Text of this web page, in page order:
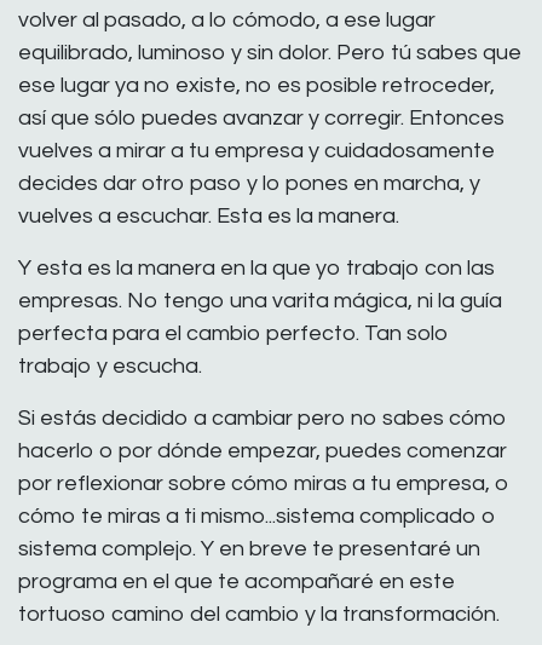
volver al pasado, a lo cómodo, a ese lugar
equilibrado, luminoso y sin dolor. Pero tú sabes que
ese lugar ya no existe, no es posible retroceder,
así que sólo puedes avanzar y corregir. Entonces
vuelves a mirar a tu empresa y cuidadosamente
decides dar otro paso y lo pones en marcha, y
vuelves a escuchar. Esta es la manera.
Y esta es la manera en la que yo trabajo con las
empresas. No tengo una varita mágica, ni la guía
perfecta para el cambio perfecto. Tan solo
trabajo y escucha.
Si estás decidido a cambiar pero no sabes cómo
hacerlo o por dónde empezar, puedes comenzar
por reflexionar sobre cómo miras a tu empresa, o
cómo te miras a ti mismo...sistema complicado o
sistema complejo. Y en breve te presentaré un
programa en el que te acompañaré en este
tortuoso camino del cambio y la transformación.